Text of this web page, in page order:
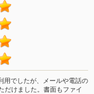
用でしたが、メールや電話の
だけました。書面もファイ